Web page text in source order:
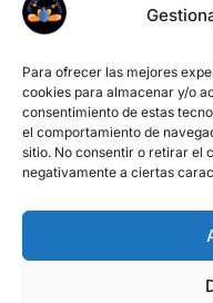
Para ofrecer las mejores
cookies para almacenar y/o
consentimiento de estas
el comportamiento de
sitio. No consentir o retirar el
negativamente a ciertas
noticias.
Acepto Información
Acepto